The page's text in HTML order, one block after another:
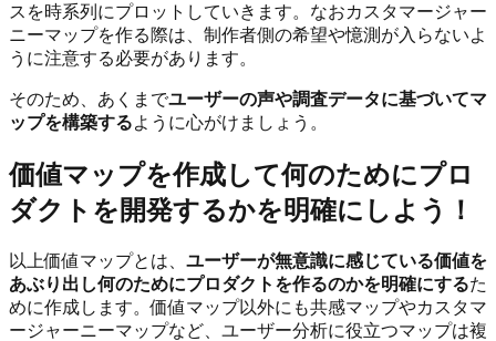
スを時系列にプロットしていきます。なおカスタマージャー
ニーマップを作る際は、制作者側の希望や憶測が入らないよ
うに注意する必要があります。
そのため、あくまでユーザーの声や調査データに基づいてマ
ップを構築するように心がけましょう。
価値マップを作成して何のためにプロ
ダクトを開発するかを明確にしよう！
以上価値マップとは、 ユーザーが無意識に感じている価値を
あぶり出し何のためにプロダクトを作るのかを明確にするた
めに作成します。価値マップ以外にも共感マップやカスタマ
ージャーニーマップなど、ユーザー分析に役立つマップは複